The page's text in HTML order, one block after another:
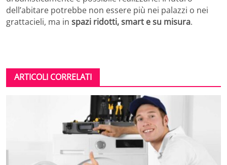
dell’abitare potrebbe non essere più nei palazzi o nei
grattacieli, ma in spazi ridotti, smart e su misura.
ARTICOLI CORRELATI